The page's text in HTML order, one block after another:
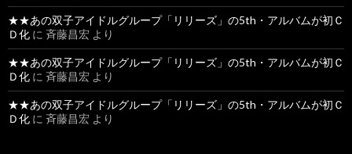
★★あの双子アイドルグループ「リリーズ」の5th・アルバムが初Ｃ
Ｄ化 に 斉藤昌宏 より
★★あの双子アイドルグループ「リリーズ」の5th・アルバムが初Ｃ
Ｄ化 に 斉藤昌宏 より
★★あの双子アイドルグループ「リリーズ」の5th・アルバムが初Ｃ
Ｄ化 に 斉藤昌宏 より